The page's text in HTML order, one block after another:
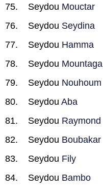
Seydou Mouctar
Seydou Seydina
Seydou Hamma
Seydou Mountaga
Seydou Nouhoum
Seydou Aba
Seydou Raymond
Seydou Boubakar
Seydou Fily
Seydou Bambo